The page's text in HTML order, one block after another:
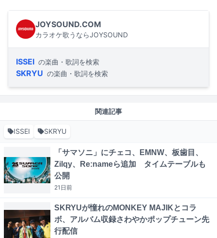
JOYSOUND.COM
カラオケ歌うならJOYSOUND
ISSEI の楽曲・歌詞を検索
SKRYU の楽曲・歌詞を検索
関連記事
ISSEI SKRYU
「サマソニ」にチェコ、EMNW、板歯目、
Zilqy、Re:nameら追加 タイムテーブルも
公開
21日前
SKRYUが憧れのMONKEY MAJIKとコラ
ボ、アルバム収録さわやかポップチューン先
行配信